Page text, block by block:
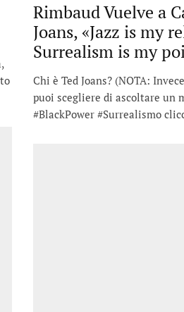
Rimbaud Vuelve a
Joans, «Jazz is my
Surrealism is my
Chi è Ted Joans? (NOTA:
puoi scegliere di ascoltare un
#BlackPower #Surrealismo